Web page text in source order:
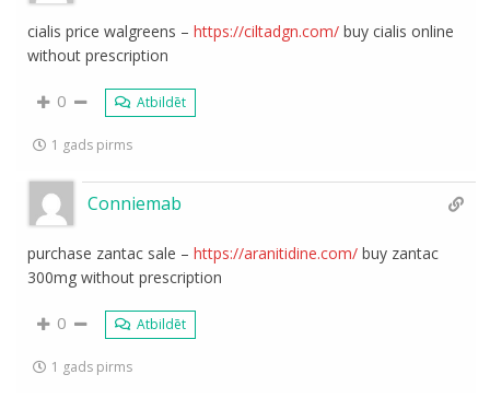
cialis price walgreens –https://ciltadgn.com/ buy cialis online
without prescription
0 Atbildēt
1 gads pirms
Conniemab
purchase zantac sale –https://aranitidine.com/ buy zantac
300mg without prescription
0 Atbildēt
1 gads pirms